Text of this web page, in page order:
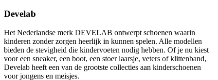
Develab
Het Nederlandse merk DEVELAB ontwerpt schoenen waarin
kinderen zonder zorgen heerlijk in kunnen spelen. Alle modellen
bieden de stevigheid die kindervoeten nodig hebben. Of je nu kiest
voor een sneaker, een boot, een stoer laarsje, veters of klittenband,
Develab heeft een van de grootste collecties aan kinderschoenen
voor jongens en meisjes.